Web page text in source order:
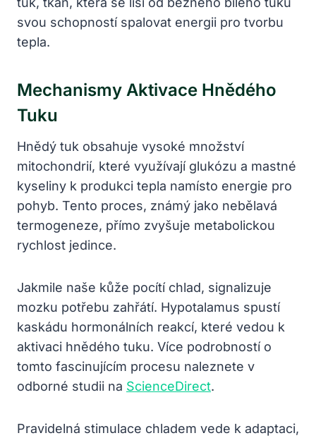
svou schopností spalovat energii pro tvorbu
tepla.
Mechanismy Aktivace Hnědého
Tuku
Hnědý tuk obsahuje vysoké množství
mitochondrií, které využívají glukózu a mastné
kyseliny k produkci tepla namísto energie pro
pohyb. Tento proces, známý jako nebělavá
termogeneze, přímo zvyšuje metabolickou
rychlost jedince.
Jakmile naše kůže pocítí chlad, signalizuje
mozku potřebu zahřátí. Hypotalamus spustí
kaskádu hormonálních reakcí, které vedou k
aktivaci hnědého tuku. Více podrobností o
tomto fascinujícím procesu naleznete v
odborné studii na ScienceDirect.
Pravidelná stimulace chladem vede k adaptaci,